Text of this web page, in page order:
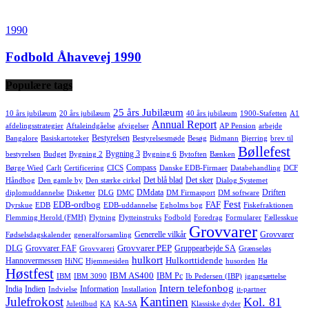
1990
Fodbold Åhavevej 1990
Populære tags
10 års jubilæum 20 års jubilæum 25 års Jubilæum 40 års jubilæum 1900-Stafetten A1
afdelingsstrategier Aftaleindgåelse afvigelser Annual Report AP Pension arbejde
Bangalore Basiskartoteker Bestyrelsen Bestyrelsesmøde Besøg Bidmann Bjerring brev til
bestyrelsen Budget Bygning 2 Bygning 3 Bygning 6 Bytoften Bænken Bøllefest
Børge Wied Carlt Certificering CICS Compass Danske EDB-Firmaer Databehandling DCF
Håndbog Den gamle by Den stærke cirkel Det blå blad Det sker Dialog Systemet
diplomuddannelse Disketter DLG DMC DMdata DM Firmasport DM software Driften
Dyrskue EDB EDB-ordbog EDB-uddannelse Egholms bog FAF Fest Fiskefraktionen
Flemming Herold (FMH) Flytning Flytteinstruks Fodbold Foredrag Formularer Fællesskue
Fødselsdagskalender generalforsamling Generelle vilkår Grovvarer Grovvarer
DLG Grovvarer FAF Grovvareri Grovvarer PEP Gruppearbejde SA Grænseløs
Hannovermessen HiNC Hjemmesiden hulkort Hulkorttidende husorden Hø
Høstfest IBM IBM 3090 IBM AS400 IBM Pc Ib Pedersen (IBP) igangsættelse
India Indien Indvielse Information Installation Intern telefonbog it-partner
Julefrokost Juletilbud KA KA-SA Kantinen Klassiske dyder Kol. 81